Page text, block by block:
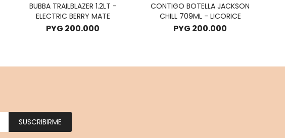
BUBBA TRAILBLAZER 1.2LT -
ELECTRIC BERRY MATE
PYG 200.000
CONTIGO BOTELLA JACKSON
CHILL 709ML - LICORICE
PYG 200.000
SUSCRIBIRME